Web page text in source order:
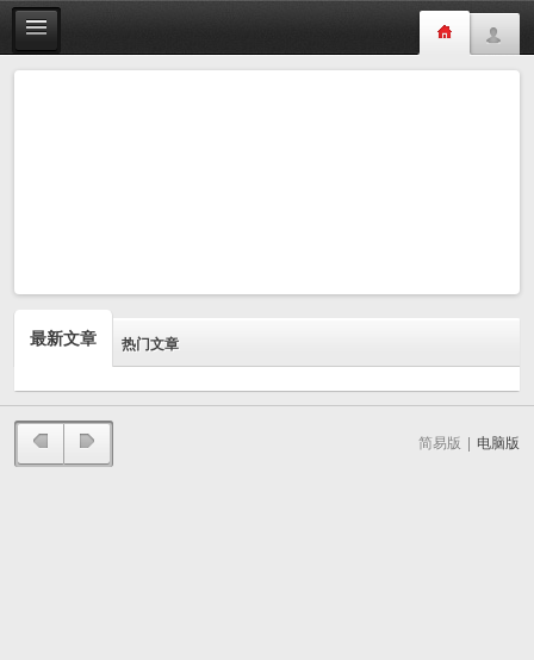
最新文章 热门文章
简易版 电脑版